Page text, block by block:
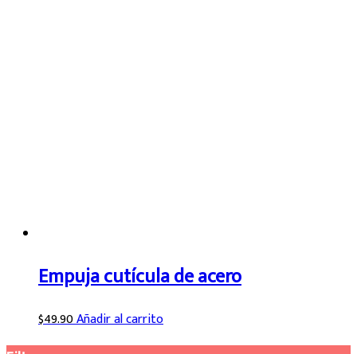
Empuja cutícula de acero
$49.90Añadir al carrito